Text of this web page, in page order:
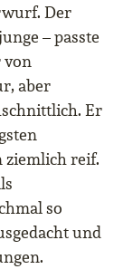
Der
– passte
von
aber
Er
ziemlich reif.
so
und